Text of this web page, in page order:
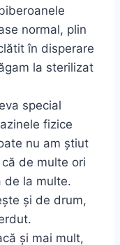
normal, plin
în disperare
la sterilizat
special
fizice
nu am știut
de multe ori
de la multe.
și de drum,
și mai mult,